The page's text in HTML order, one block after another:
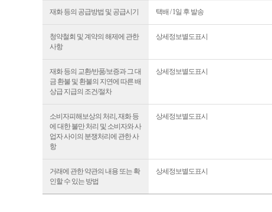
재화 등의 공급방법 및 공급시기 택배 / 1일 후 발송
청약철회 및 계약의 해제에 관한
사항
상세정보별도표시
재화 등의 교환/반품/보증과 그 대
금 환불 및 환불의 지연에 따른 배
상급 지급의 조건/절차
상세정보별도표시
소비자피해보상의 처리, 재화 등
에 대한 불만 처리 및 소비자와 사
업자 사이의 분쟁처리에 관한 사
항
상세정보별도표시
거래에 관한 약관의 내용 또는 확
인할 수 있는 방법
상세정보별도표시